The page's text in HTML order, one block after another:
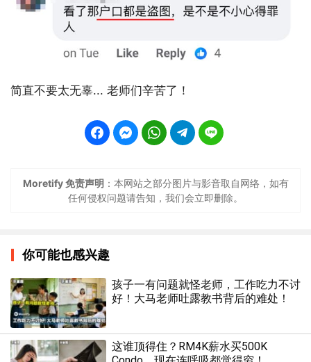
简直不要太无辜... 老师们辛苦了！
Moretify 免责声明 ：本网站之部分图片与影音取自网络，如有
任何侵权问题请告知，我们会立即删除。
你可能也感兴趣
孩子一有问题就怪老师，工作吃力不讨
好！大马老师吐露教书背后的难处！
这谁顶得住？RM4K薪水买500K